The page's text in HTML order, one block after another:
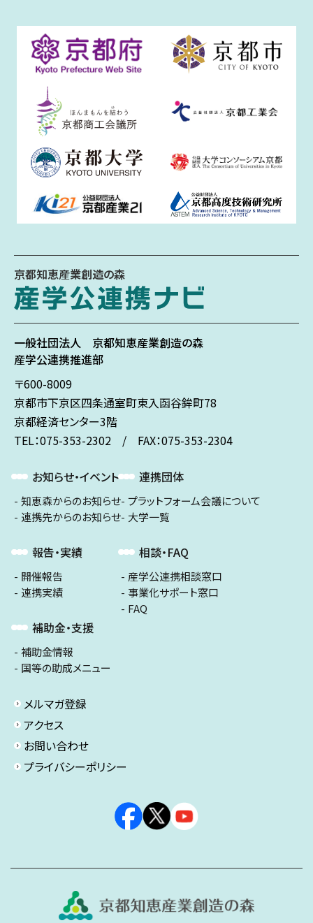
京都知恵産業創造の森
一般社団法人 京都知恵産業創造の森
産学公連携推進部
〒600-8009
京都市下京区四条通室町東入函谷鉾町78
京都経済センター3階
TEL：075-353-2302 / FAX：075-353-2304
お知らせ・イベント
知恵森からのお知らせ
連携先からのお知らせ
報告・実績
開催報告
連携実績
補助金・支援
補助金情報
国等の助成メニュー
連携団体
プラットフォーム会議について
大学一覧
相談・FAQ
産学公連携相談窓口
事業化サポート窓口
FAQ
メルマガ登録
アクセス
お問い合わせ
プライバシーポリシー